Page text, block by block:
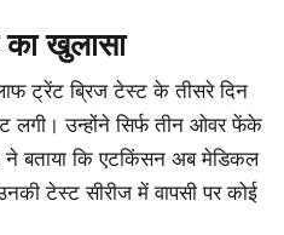
खुलासा
ट्रेंट ब्रिज टेस्ट के तीसरे दिन
लगी। उन्होंने सिर्फ तीन ओवर फेंके
ने बताया कि एटकिंसन अब मेडिकल
टेस्ट सीरीज में वापसी पर कोई